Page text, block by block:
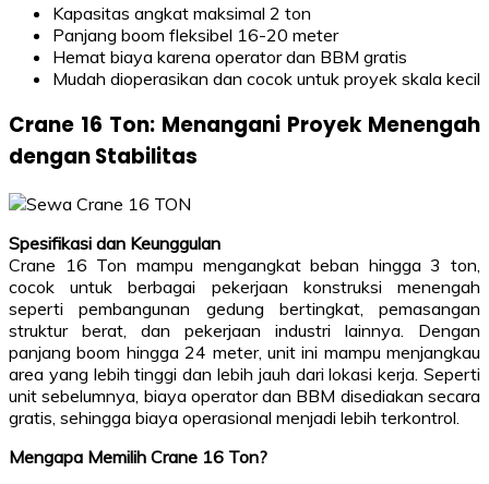
Kapasitas angkat maksimal 2 ton
Panjang boom fleksibel 16-20 meter
Hemat biaya karena operator dan BBM gratis
Mudah dioperasikan dan cocok untuk proyek skala kecil
Crane 16 Ton: Menangani Proyek Menengah
dengan Stabilitas
Spesifikasi dan Keunggulan
Crane 16 Ton mampu mengangkat beban hingga 3 ton,
cocok untuk berbagai pekerjaan konstruksi menengah
seperti pembangunan gedung bertingkat, pemasangan
struktur berat, dan pekerjaan industri lainnya. Dengan
panjang boom hingga 24 meter, unit ini mampu menjangkau
area yang lebih tinggi dan lebih jauh dari lokasi kerja. Seperti
unit sebelumnya, biaya operator dan BBM disediakan secara
gratis, sehingga biaya operasional menjadi lebih terkontrol.
Mengapa Memilih Crane 16 Ton?